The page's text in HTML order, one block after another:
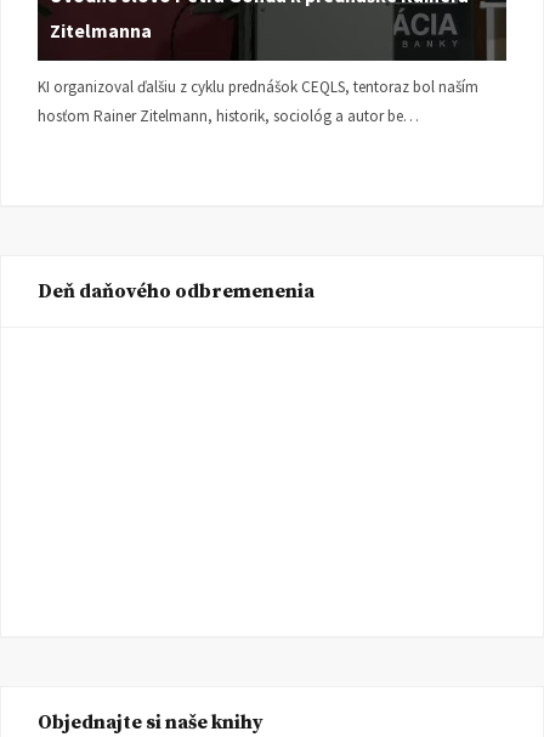
Zitelmanna
KI organizoval ďalšiu z cyklu prednášok CEQLS, tentoraz bol naším
hosťom Rainer Zitelmann, historik, sociológ a autor be…
Deň daňového odbremenenia
Objednajte si naše knihy